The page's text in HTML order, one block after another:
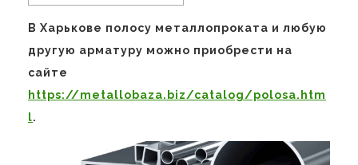
В Харькове полосу металлопроката и любую
другую арматуру можно приобрести на
сайте
https://metallobaza.biz/catalog/polosa.htm
l.